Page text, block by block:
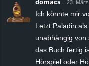
domacs 23.
Ich könnte mir
Letzt Paladin
unabhängig von
das Buch fertig
Hörspiel oder